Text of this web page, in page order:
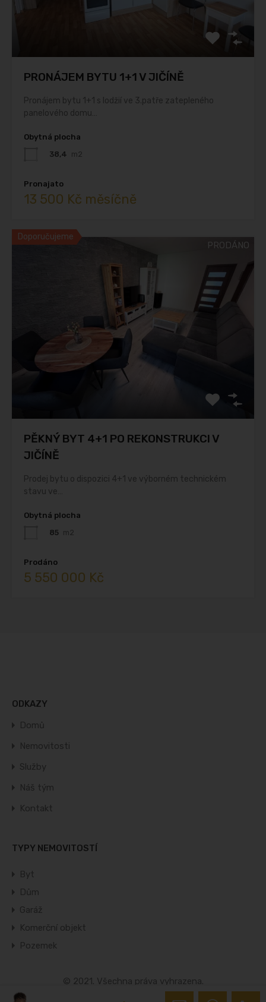
PRONÁJEM BYTU 1+1 V JIČÍNĚ
Pronájem bytu 1+1 s lodžií ve 3.patře zatepleného
panelového domu…
Obytná plocha
38,4 m2
Pronajato
13 500 Kč měsíčně
Doporučujeme
PRODÁNO
PĚKNÝ BYT 4+1 PO REKONSTRUKCI V
JIČÍNĚ
Prodej bytu o dispozici 4+1 ve výborném technickém
stavu ve…
Obytná plocha
85 m2
Prodáno
5 550 000 Kč
ODKAZY
Domů
Nemovitosti
Služby
Náš tým
Kontakt
TYPY NEMOVITOSTÍ
Byt
Dům
Garáž
Komerční objekt
Pozemek
© 2021. Všechna práva vyhrazena.